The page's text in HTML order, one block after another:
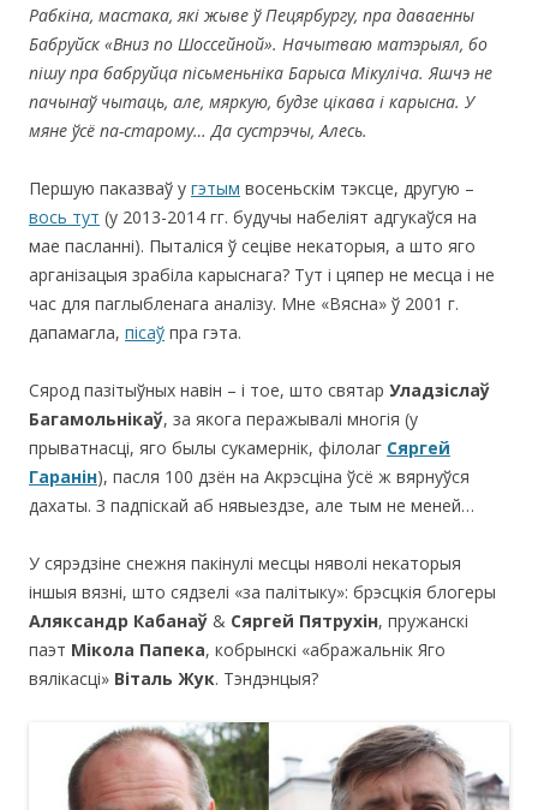
Рабкіна, мастака, які жыве ў Пецярбургу, пра даваенны
Бабруйск «Вниз по Шоссейной». Начытваю матэрыял, бо
пішу пра бабруйца пісьменьніка Барыса Мікуліча. Яшчэ не
пачынаў чытаць, але, мяркую, будзе цікава і карысна. У
мяне ўсё па-старому… Да сустрэчы, Алесь.
Першую паказваў у гэтым восеньскім тэксце, другую –
вось тут (у 2013-2014 гг. будучы набеліят адгукаўся на
мае пасланні). Пыталіся ў сеціве некаторыя, а што яго
арганізацыя зрабіла карыснага? Тут і цяпер не месца і не
час для паглыбленага аналізу. Мне «Вясна» ў 2001 г.
дапамагла, пісаў пра гэта.
Сярод пазітыўных навін – і тое, што святар Уладзіслаў
Багамольнікаў, за якога перажывалі многія (у
прыватнасці, яго былы сукамернік, філолаг Сяргей
Гаранін), пасля 100 дзён на Акрэсціна ўсё ж вярнуўся
дахаты. З падпіскай аб нявыездзе, але тым не меней…
У сярэдзіне снежня пакінулі месцы няволі некаторыя
іншыя вязні, што сядзелі «за палітыку»: брэсцкія блогеры
Аляксандр Кабанаў & Сяргей Пятрухін, пружанскі
паэт Мікола Папека, кобрынскі «абражальнік Яго
вялікасці» Віталь Жук. Тэндэнцыя?